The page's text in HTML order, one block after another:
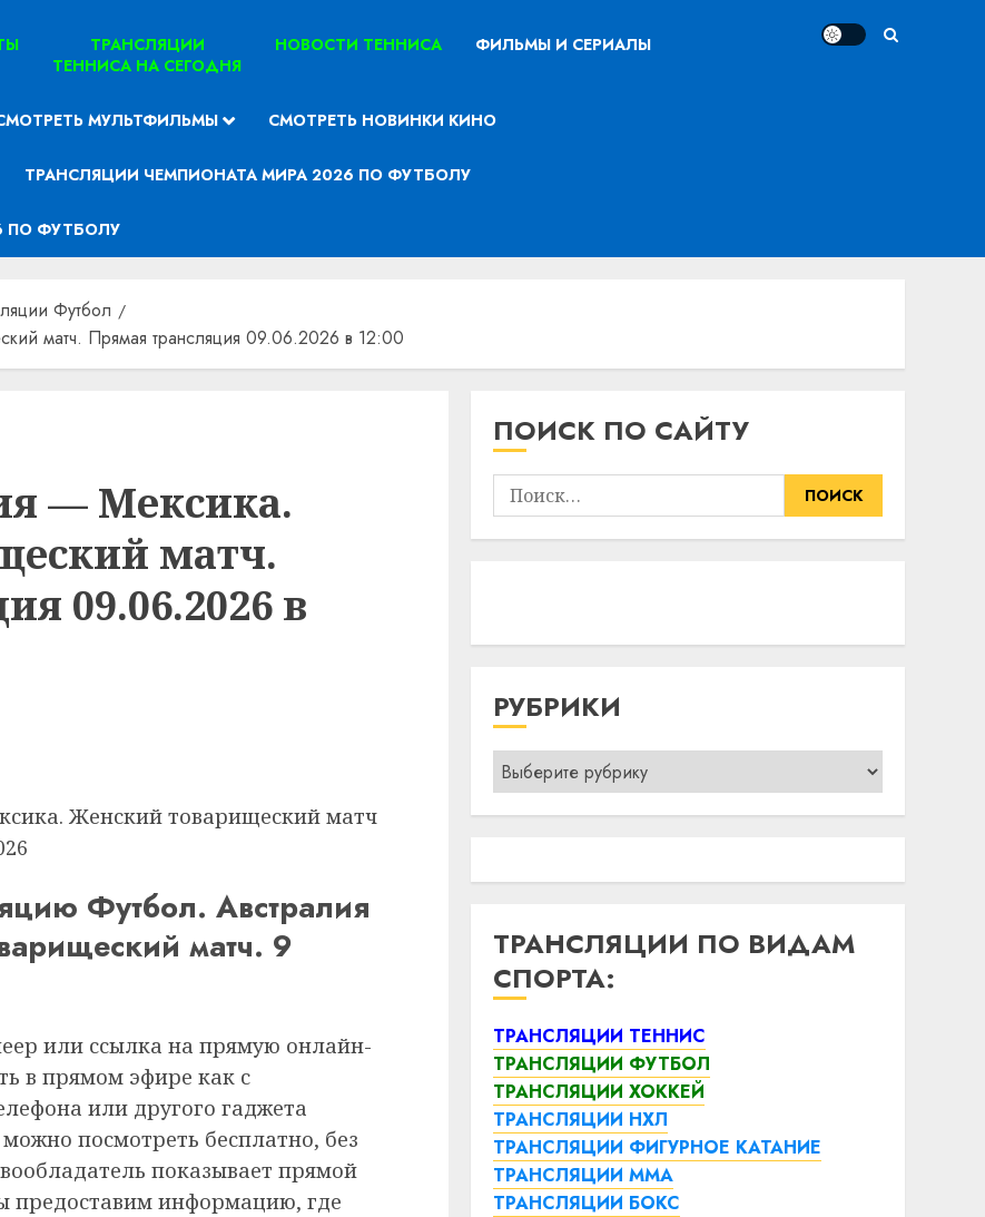
ТРАНСЛЯЦИИ
ТЕННИСА НА СЕГОДНЯ
НОВОСТИ ТЕННИСА ФИЛЬМЫ И СЕРИАЛЫ
МУЛЬТФИЛЬМЫ СМОТРЕТЬ НОВИНКИ КИНО
ТРАНСЛЯЦИИ ЧЕМПИОНАТА МИРА 2026 ПО ФУТБОЛУ
ПО ФУТБОЛУ
Футбол
матч. Прямая трансляция 09.06.2026 в 12:00
— Мексика.
матч.
09.06.2026 в
Женский товарищеский матч
Футбол. Австралия
матч. 9
или ссылка на прямую онлайн-
в прямом эфире как с
или другого гаджета
посмотреть бесплатно, без
показывает прямой
предоставим информацию, где
ПОИСК ПО САЙТУ
Найти:
РУБРИКИ
Рубрики
ТРАНСЛЯЦИИ ПО ВИДАМ
СПОРТА:
ТРАНСЛЯЦИИ ТЕННИС
ТРАНСЛЯЦИИ ФУТБОЛ
ТРАНСЛЯЦИИ ХОККЕЙ
ТРАНСЛЯЦИИ НХЛ
ТРАНСЛЯЦИИ ФИГУРНОЕ КАТАНИЕ
ТРАНСЛЯЦИИ ММА
ТРАНСЛЯЦИИ БОКС